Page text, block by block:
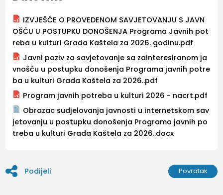
IZVJEŠĆE O PROVEDENOM SAVJETOVANJU S JAVN
OŠĆU U POSTUPKU DONOŠENJA Programa Javnih pot
reba u kulturi Grada Kaštela za 2026. godinu.pdf
Javni poziv za savjetovanje sa zainteresiranom ja
vnošću u postupku donošenja Programa javnih potre
ba u kulturi Grada Kaštela za 2026..pdf
Program javnih potreba u kulturi 2026 - nacrt.pdf
Obrazac sudjelovanja javnosti u internetskom sav
jetovanju u postupku donošenja Programa javnih po
treba u kulturi Grada Kaštela za 2026..docx
Podijeli Povratak